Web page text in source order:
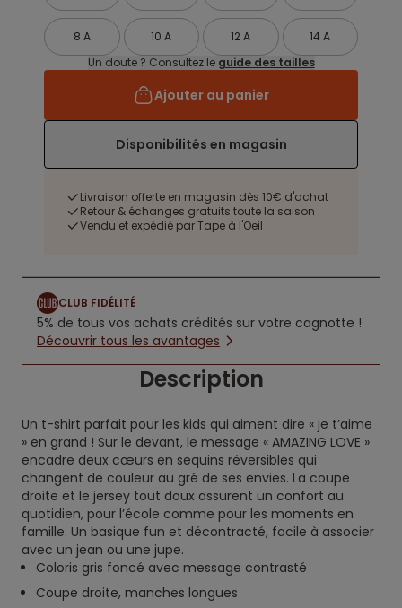
8 A 10 A 12 A
14 A
Un doute ? Consultez le guide des tailles
Ajouter au panier
Disponibilités en magasin
Livraison offerte en magasin dès 10€ d'achat
Retour & échanges gratuits toute la saison
Vendu et expédié par Tape à l'Oeil
CLUB FIDÉLITÉ
5% de tous vos achats crédités sur votre cagnotte !
Découvrir tous les avantages
Description
Un t-shirt parfait pour les kids qui aiment dire « je t’aime
» en grand ! Sur le devant, le message « AMAZING LOVE »
encadre deux cœurs en sequins réversibles qui
changent de couleur au gré de ses envies. La coupe
droite et le jersey tout doux assurent un confort au
quotidien, pour l’école comme pour les moments en
famille. Un basique fun et décontracté, facile à associer
avec un jean ou une jupe.
Coloris gris foncé avec message contrasté
Coupe droite, manches longues